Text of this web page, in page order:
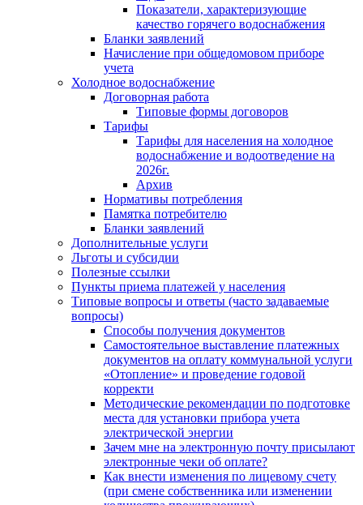
Показатели, характеризующие
качество горячего водоснабжения
Бланки заявлений
Начисление при общедомовом приборе
учета
Холодное водоснабжение
Договорная работа
Типовые формы договоров
Тарифы
Тарифы для населения на холодное
водоснабжение и водоотведение на
2026г.
Архив
Нормативы потребления
Памятка потребителю
Бланки заявлений
Дополнительные услуги
Льготы и субсидии
Полезные ссылки
Пункты приема платежей у населения
Типовые вопросы и ответы (часто задаваемые
вопросы)
Способы получения документов
Самостоятельное выставление платежных
документов на оплату коммунальной услуги
«Отопление» и проведение годовой
корректи
Методические рекомендации по подготовке
места для установки прибора учета
электрической энергии
Зачем мне на электронную почту присылают
электронные чеки об оплате?
Как внести изменения по лицевому счету
(при смене собственника или изменении